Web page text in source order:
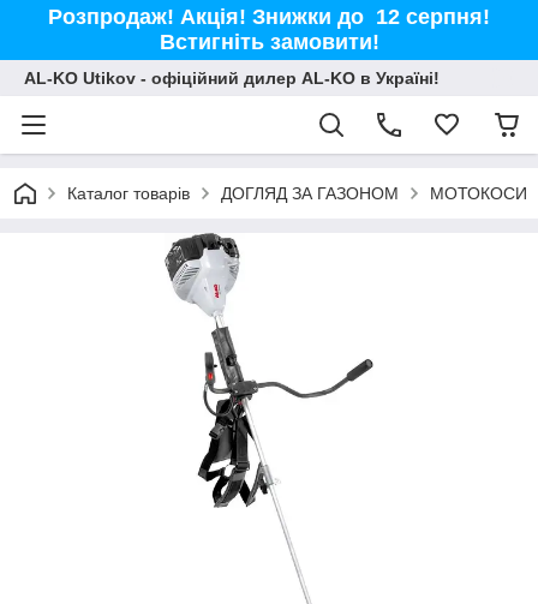
Розпродаж! Акція! Знижки до 12 серпня!
Встигніть замовити!
AL-KO Utikov - офіційний дилер AL-KO в Україні!
Каталог товарів ДОГЛЯД ЗА ГАЗОНОМ МОТОКОСИ